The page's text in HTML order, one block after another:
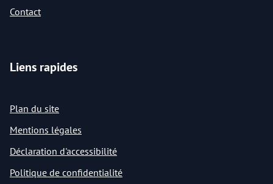
Contact
Liens rapides
Plan du site
Mentions légales
Déclaration d'accessibilité
Politique de confidentialité